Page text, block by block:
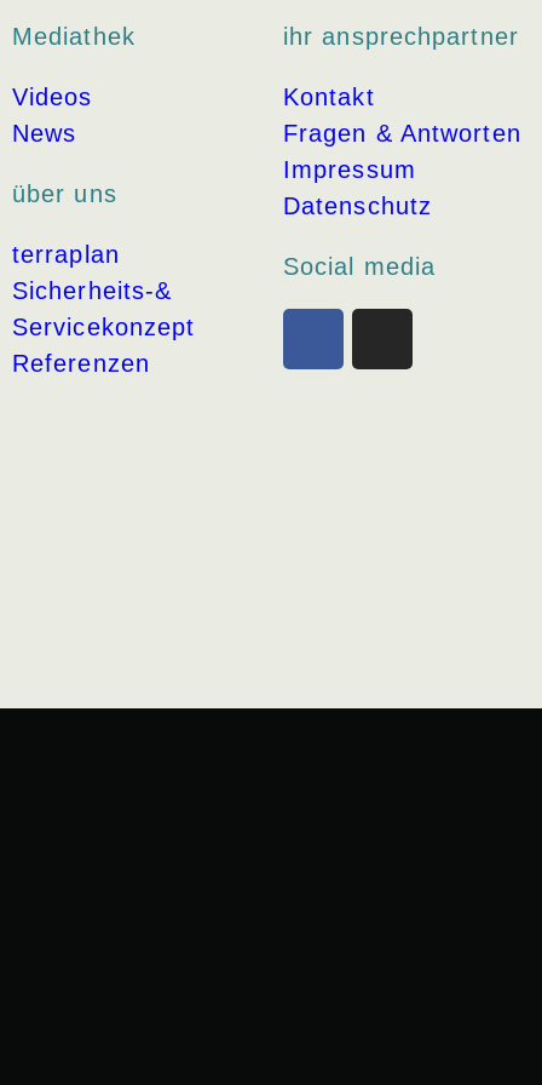
Mediathek
Videos
News
über uns
terraplan
Sicherheits-&
Servicekonzept
Referenzen
ihr ansprechpartner
Kontakt
Fragen & Antworten
Impressum
Datenschutz
Social media